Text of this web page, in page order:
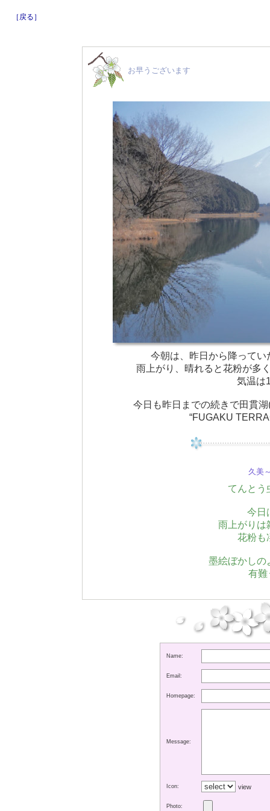
［戻る］
お早うございます
今朝は、昨日から降って
雨上がり、晴れると花粉が多
気温は
今日も昨日までの続きで田貫
“FUGAKU
久美
てんと
今日
雨上がりは
花粉も
墨絵ぼかしの
有難
Name:
Email:
Homepage:
Message:
Icon: view
Photo: